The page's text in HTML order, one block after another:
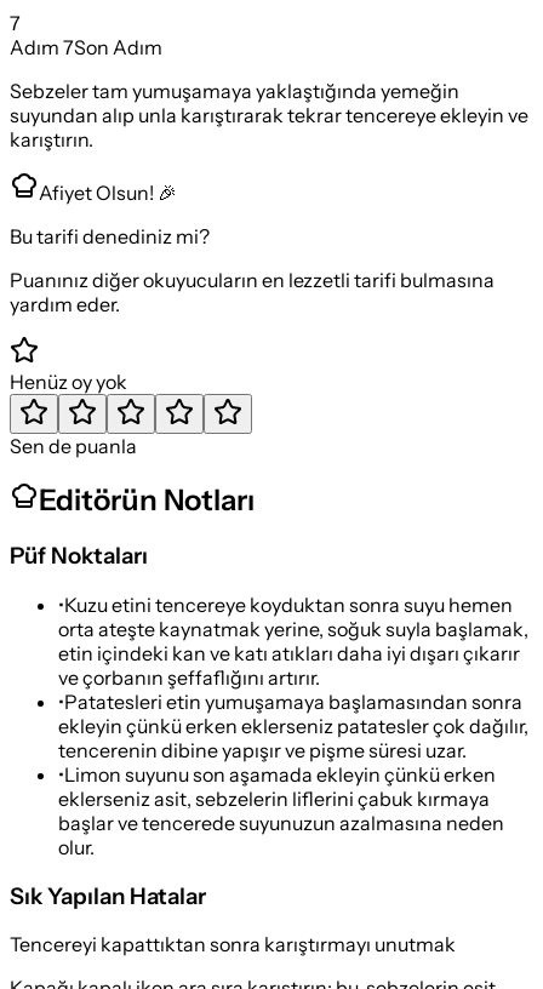
7
Adım 7Son Adım
Sebzeler tam yumuşamaya yaklaştığında yemeğin
suyundan alıp unla karıştırarak tekrar tencereye ekleyin ve
karıştırın.
Afiyet Olsun! 🎉
Bu tarifi denediniz mi?
Puanınız diğer okuyucuların en lezzetli tarifi bulmasına
yardım eder.
Henüz oy yok
Sen de puanla
Editörün Notları
Püf Noktaları
•Kuzu etini tencereye koyduktan sonra suyu hemen
orta ateşte kaynatmak yerine, soğuk suyla başlamak,
etin içindeki kan ve katı atıkları daha iyi dışarı çıkarır
ve çorbanın şeffaflığını artırır.
•Patatesleri etin yumuşamaya başlamasından sonra
ekleyin çünkü erken eklerseniz patatesler çok dağılır,
tencerenin dibine yapışır ve pişme süresi uzar.
•Limon suyunu son aşamada ekleyin çünkü erken
eklerseniz asit, sebzelerin liflerini çabuk kırmaya
başlar ve tencerede suyunuzun azalmasına neden
olur.
Sık Yapılan Hatalar
Tencereyi kapattıktan sonra karıştırmayı unutmak